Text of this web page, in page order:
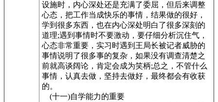
设施时，内心深处还是充满了委屈，但后来调整
心态，把工作当成快乐的事情，结果做的很好，
学到很多东西，也在内心深处明白了很多深刻的
道理;遇到事情时不要激动，要仔细分析沉住气，
心态非常重要，实习时遇到王局长被记者威胁的
事情说明了很多事的复杂，如果没有调查清楚之
前就高谈阔论，肯定会成为笑柄;总之，不管什么
事情，认真去做，坚持去做好，最终都会有收获
的。
(十一)自学能力的重要